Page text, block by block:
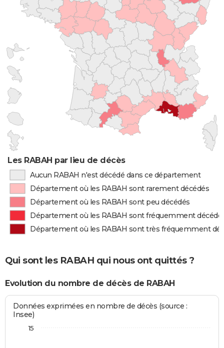
Les RABAH par lieu de décès
Aucun RABAH n'est décédé dans ce département
Département où les RABAH sont rarement décédés
Département où les RABAH sont peu décédés
Département où les RABAH sont fréquemment
Département où les RABAH sont très fréquemment
Qui sont les RABAH qui nous ont quittés ?
Evolution du nombre de décès de RABAH
Données exprimées en nombre de décès (source :
Insee)
15